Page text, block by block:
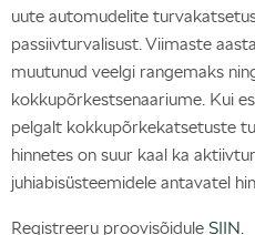
uute automudelite
passiivturvalisust. Viimaste
muutunud veelgi rangemaks
kokkupõrkestsenaariume. Kui
pelgalt kokkupõrkekatsetuste
hinnetes on suur kaal ka
juhiabisüsteemidele antavatel
Registreeru proovisõidule SIIN